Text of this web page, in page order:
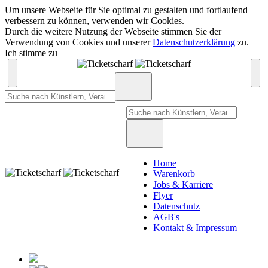
Um unsere Webseite für Sie optimal zu gestalten und fortlaufend
verbessern zu können, verwenden wir Cookies.
Durch die weitere Nutzung der Webseite stimmen Sie der
Verwendung von Cookies und unsererDatenschutzerklärung zu.
Ich stimme zu
Home
Warenkorb
Jobs & Karriere
Flyer
Datenschutz
AGB's
Kontakt & Impressum